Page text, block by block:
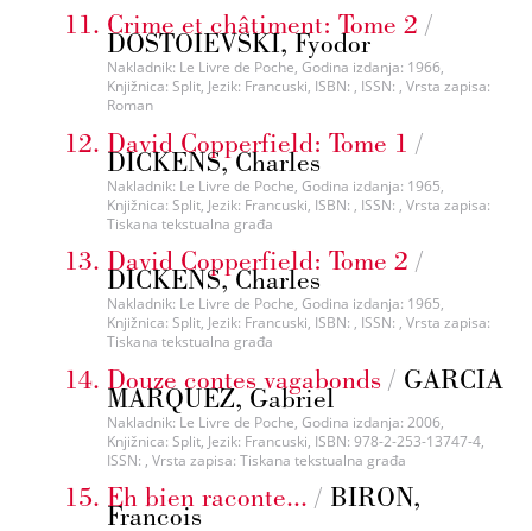
Crime et châtiment: Tome 2 /
DOSTOIEVSKI, Fyodor
Nakladnik: Le Livre de Poche, Godina izdanja: 1966,
Knjižnica: Split, Jezik: Francuski, ISBN: , ISSN: , Vrsta zapisa:
Roman
David Copperfield: Tome 1 /
DICKENS, Charles
Nakladnik: Le Livre de Poche, Godina izdanja: 1965,
Knjižnica: Split, Jezik: Francuski, ISBN: , ISSN: , Vrsta zapisa:
Tiskana tekstualna građa
David Copperfield: Tome 2 /
DICKENS, Charles
Nakladnik: Le Livre de Poche, Godina izdanja: 1965,
Knjižnica: Split, Jezik: Francuski, ISBN: , ISSN: , Vrsta zapisa:
Tiskana tekstualna građa
Douze contes vagabonds / GARCIA
MARQUEZ, Gabriel
Nakladnik: Le Livre de Poche, Godina izdanja: 2006,
Knjižnica: Split, Jezik: Francuski, ISBN: 978-2-253-13747-4,
ISSN: , Vrsta zapisa: Tiskana tekstualna građa
Eh bien raconte... / BIRON,
Francois